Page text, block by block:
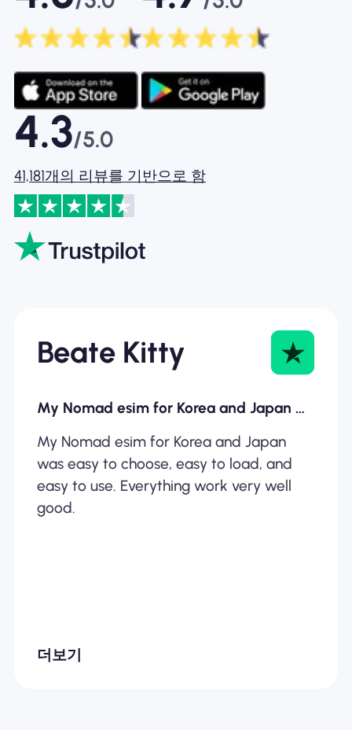
4.3/5.0
41,181개의 리뷰를 기반으로 함
Beate Kitty
My Nomad esim for Korea and Japan was…
My Nomad esim for Korea and Japan
was easy to choose, easy to load, and
easy to use. Everything work very well
good.
더보기